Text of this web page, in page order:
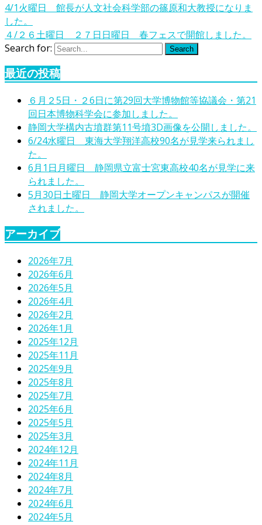
4/1火曜日 館長が人文社会科学部の篠原和大教授になりま
した。
４/２６土曜日 ２７日日曜日 春フェスで開館しました。
Search for:
Search
最近の投稿
６月２5日・２6日に第29回大学博物館等協議会・第21
回日本博物科学会に参加しました。
静岡大学構内古墳群第11号墳3D画像を公開しました。
6/24水曜日 東海大学翔洋高校90名が見学来られまし
た。
6月1日月曜日 静岡県立富士宮東高校40名が見学に来
られました。
5月30日土曜日 静岡大学オープンキャンパスが開催
されました。
アーカイブ
2026年7月
2026年6月
2026年5月
2026年4月
2026年2月
2026年1月
2025年12月
2025年11月
2025年9月
2025年8月
2025年7月
2025年6月
2025年5月
2025年3月
2024年12月
2024年11月
2024年8月
2024年7月
2024年6月
2024年5月